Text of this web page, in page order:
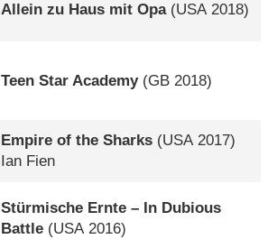
Allein zu Haus mit Opa(USA2018)
Teen Star Academy(GB 2018)
Empire of the Sharks (USA2017)
Ian Fien
Stürmische Ernte – In Dubious
Battle (USA2016)